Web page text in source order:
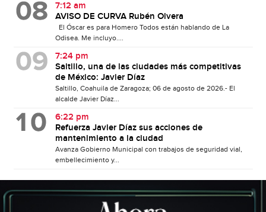
7:12 am
AVISO DE CURVA Rubén Olvera
El Óscar es para Homero Todos están hablando de La
Odisea. Me incluyo....
7:24 pm
Saltillo, una de las ciudades más competitivas
de México: Javier Díaz
Saltillo, Coahuila de Zaragoza; 06 de agosto de 2026.- El
alcalde Javier Díaz...
6:22 pm
Refuerza Javier Díaz sus acciones de
mantenimiento a la ciudad
Avanza Gobierno Municipal con trabajos de seguridad vial,
embellecimiento y...